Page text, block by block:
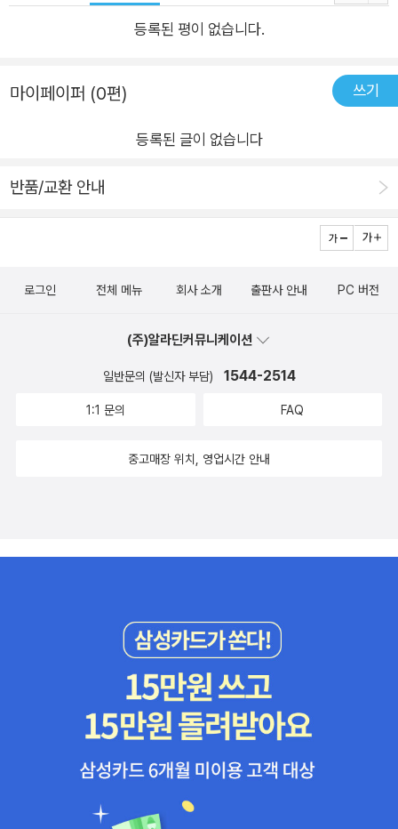
등록된 평이 없습니다.
마이페이퍼 (0편) 쓰기
등록된 글이 없습니다
반품/교환 안내
로그인 전체 메뉴 회사 소개 출판사 안내 PC 버전
(주)알라딘커뮤니케이션
일반문의 (발신자 부담) 1544-2514
1:1 문의 FAQ
중고매장 위치, 영업시간 안내